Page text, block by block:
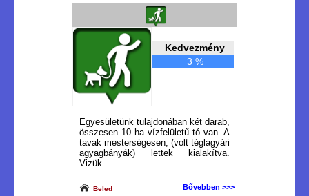
Kedvezmény
3 %
Egyesületünk tulajdonában két darab,
összesen 10 ha vízfelületű tó van. A
tavak mesterségesen, (volt téglagyári
agyagbányák) lettek kialakítva.
Vizük...
Beled Bővebben >>>